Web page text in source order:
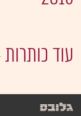
עוד כותרות